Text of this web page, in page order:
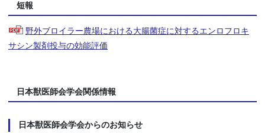
短報
野外ブロイラー農場における大腸菌症に対するエンロフロキ
サシン製剤投与の効能評価
日本獣医師会学会関係情報
日本獣医師会学会からのお知らせ